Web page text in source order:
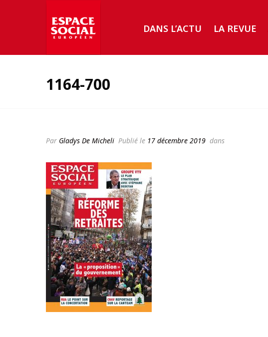
DANS L’ACTU LA REVUE
1164-700
Par Gladys De Micheli Publié le 17 décembre 2019 dans